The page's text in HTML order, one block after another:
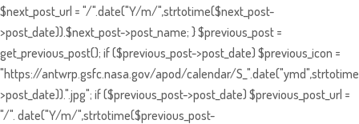
$next_post_url = "/".date("Y/m/",strtotime($next_post-
>post_date)).$next_post->post_name; } $previous_post =
get_previous_post(); if ($previous_post->post_date) $previous_icon =
"https://antwrp.gsfc.nasa.gov/apod/calendar/
>post_date)).".jpg"; if ($previous_post->post_date) $previous_post_url =
"/". date("Y/m/",strtotime($previous_post-